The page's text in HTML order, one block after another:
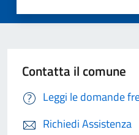
Contatta il comune
Leggi le domande
Richiedi Assistenza